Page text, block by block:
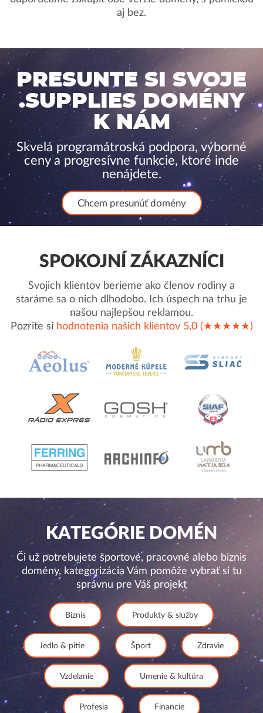
aj bez.
PRESUNTE SI SVOJE
.SUPPLIES DOMÉNY
K NÁM
Skvelá programátroská podpora, výborné
ceny a progresívne funkcie, ktoré inde
nenájdete.
Chcem presunúť domény
SPOKOJNÍ ZÁKAZNÍCI
Svojich klientov berieme ako členov rodiny a
staráme sa o nich dlhodobo. Ich úspech na trhu je
našou najlepšou reklamou.
Pozrite si hodnotenia našich klientov 5,0 (★★★★★)
KATEGÓRIE DOMÉN
Či už potrebujete športové, pracovné alebo biznis
domény, kategorizácia Vám pomôže vybrať si tu
správnu pre Váš projekt
Biznis Produkty & služby
Jedlo & pitie Šport Zdravie
Vzdelanie Umenie & kultúra
Profesia Financie